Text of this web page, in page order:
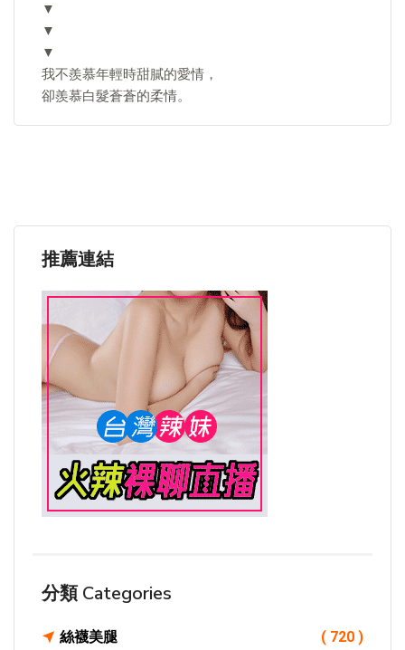
▼
▼
▼
我不羨慕年輕時甜膩的愛情，
卻羨慕白髮蒼蒼的柔情。
推薦連結
分類 Categories
絲襪美腿 ( 720 )